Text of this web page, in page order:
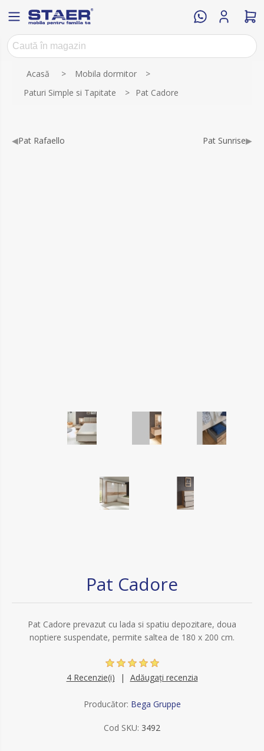
Acasă > Mobila dormitor
>
Paturi Simple si Tapitate
> Pat Cadore
◀Pat Rafaello Pat Sunrise▶
Pat Cadore
Pat Cadore prevazut cu lada si spatiu depozitare, doua
noptiere suspendate, permite saltea de 180 x 200 cm.
4 Recenzie(i) Adăugați recenzia
Producător: Bega Gruppe
Cod SKU: 3492
Numele atributului Valoarea atributului